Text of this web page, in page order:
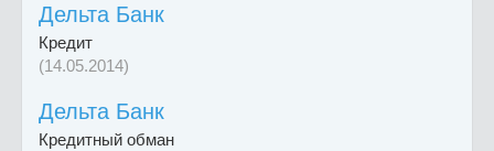
Дельта Банк
Кредит
(14.05.2014)
Дельта Банк
Кредитный обман